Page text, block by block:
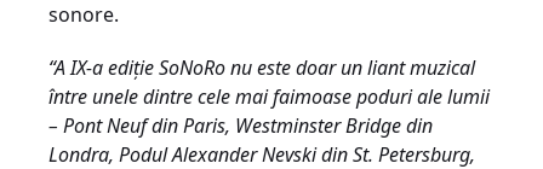
sonore.
“A IX-a ediție SoNoRo nu este doar un liant muzical
între unele dintre cele mai faimoase poduri ale lumii
– Pont Neuf din Paris, Westminster Bridge din
Londra, Podul Alexander Nevski din St. Petersburg,